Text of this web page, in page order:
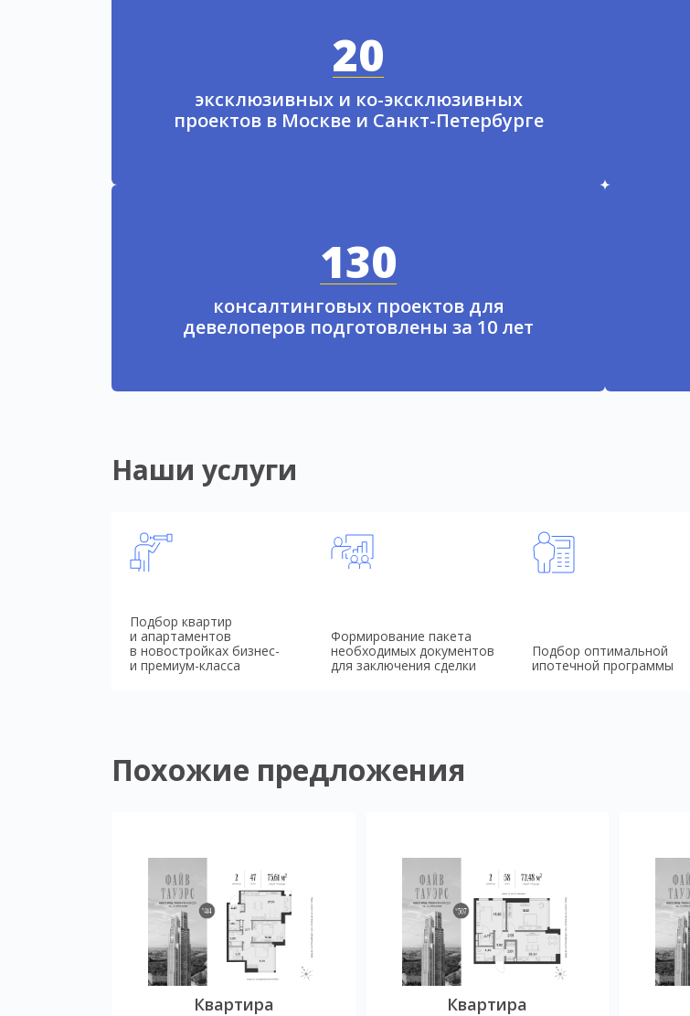
20
эксклюзивных и ко-эксклюзивных
проектов в Москве и Санкт-Петербурге
130
консалтинговых проектов для
девелоперов подготовлены за 10 лет
Наши услуги
Подбор квартир
и апартаментов
в новостройках бизнес-
и премиум-класса
Формирование пакета
необходимых документов
для заключения сделки
Подбор оптимальной
ипотечной программы
Похожие предложения
Квартира Квартира